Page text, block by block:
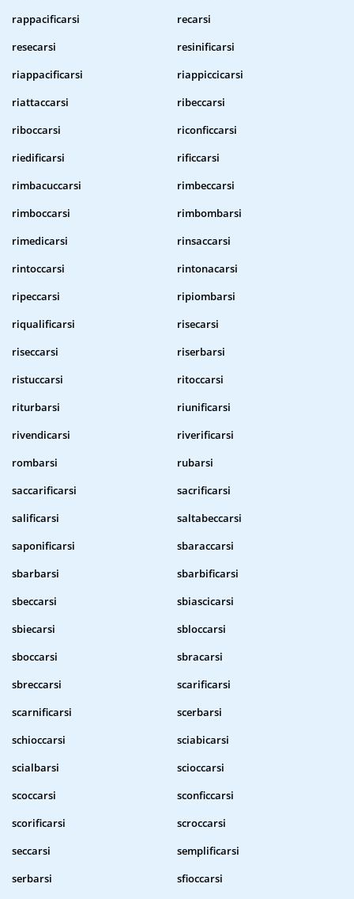
rappacificarsi
recarsi
resecarsi
resinificarsi
riappacificarsi
riappiccicarsi
riattaccarsi
ribeccarsi
riboccarsi
riconficcarsi
riedificarsi
rificcarsi
rimbacuccarsi
rimbeccarsi
rimboccarsi
rimbombarsi
rimedicarsi
rinsaccarsi
rintoccarsi
rintonacarsi
ripeccarsi
ripiombarsi
riqualificarsi
risecarsi
riseccarsi
riserbarsi
ristuccarsi
ritoccarsi
riturbarsi
riunificarsi
rivendicarsi
riverificarsi
rombarsi
rubarsi
saccarificarsi
sacrificarsi
salificarsi
saltabeccarsi
saponificarsi
sbaraccarsi
sbarbarsi
sbarbificarsi
sbeccarsi
sbiascicarsi
sbiecarsi
sbloccarsi
sboccarsi
sbracarsi
sbreccarsi
scarificarsi
scarnificarsi
scerbarsi
schioccarsi
sciabicarsi
scialbarsi
scioccarsi
scoccarsi
sconficcarsi
scorificarsi
scroccarsi
seccarsi
semplificarsi
serbarsi
sfioccarsi